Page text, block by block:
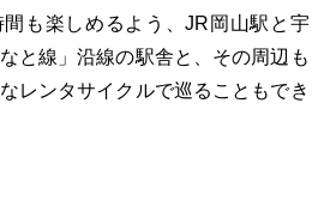
も楽しめるよう、JR岡山駅と宇
と線」沿線の駅舎と、その周辺も
レンタサイクルで巡ることもでき